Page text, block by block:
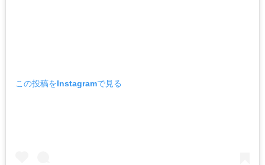
この投稿をInstagramで見る